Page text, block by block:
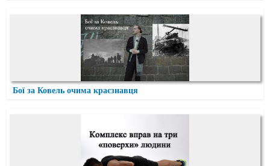
Бої за Ковель очима краєзнавця